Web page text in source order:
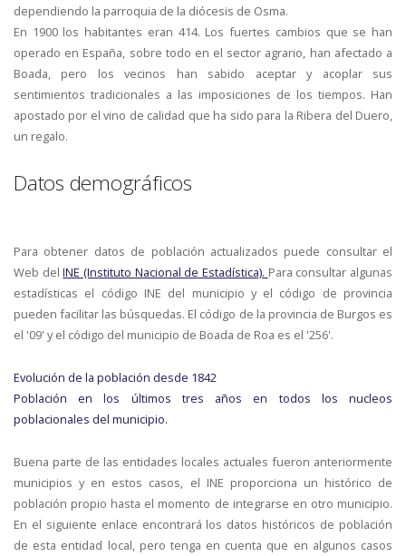
dependiendo la parroquia de la diócesis de Osma.
En 1900 los habitantes eran 414. Los fuertes cambios que se han
operado en España, sobre todo en el sector agrario, han afectado a
Boada, pero los vecinos han sabido aceptar y acoplar sus
sentimientos tradicionales a las imposiciones de los tiempos. Han
apostado por el vino de calidad que ha sido para la Ribera del Duero,
un regalo.
Datos demográficos
Para obtener datos de población actualizados puede consultar el
Web delINE (Instituto Nacional de Estadística). Para consultar algunas
estadísticas el código INE del municipio y el código de provincia
pueden facilitar las búsquedas. El código de la provincia de Burgos es
el '09' y el código del municipio de Boada de Roa es el '256'.
Evolución de la población desde 1842
Población en los últimos tres años en todos los nucleos
poblacionales del municipio.
Buena parte de las entidades locales actuales fueron anteriormente
municipios y en estos casos, el INE proporciona un histórico de
población propio hasta el momento de integrarse en otro municipio.
En el siguiente enlace encontrará los datos históricos de población
de esta entidad local, pero tenga en cuenta que en algunos casos